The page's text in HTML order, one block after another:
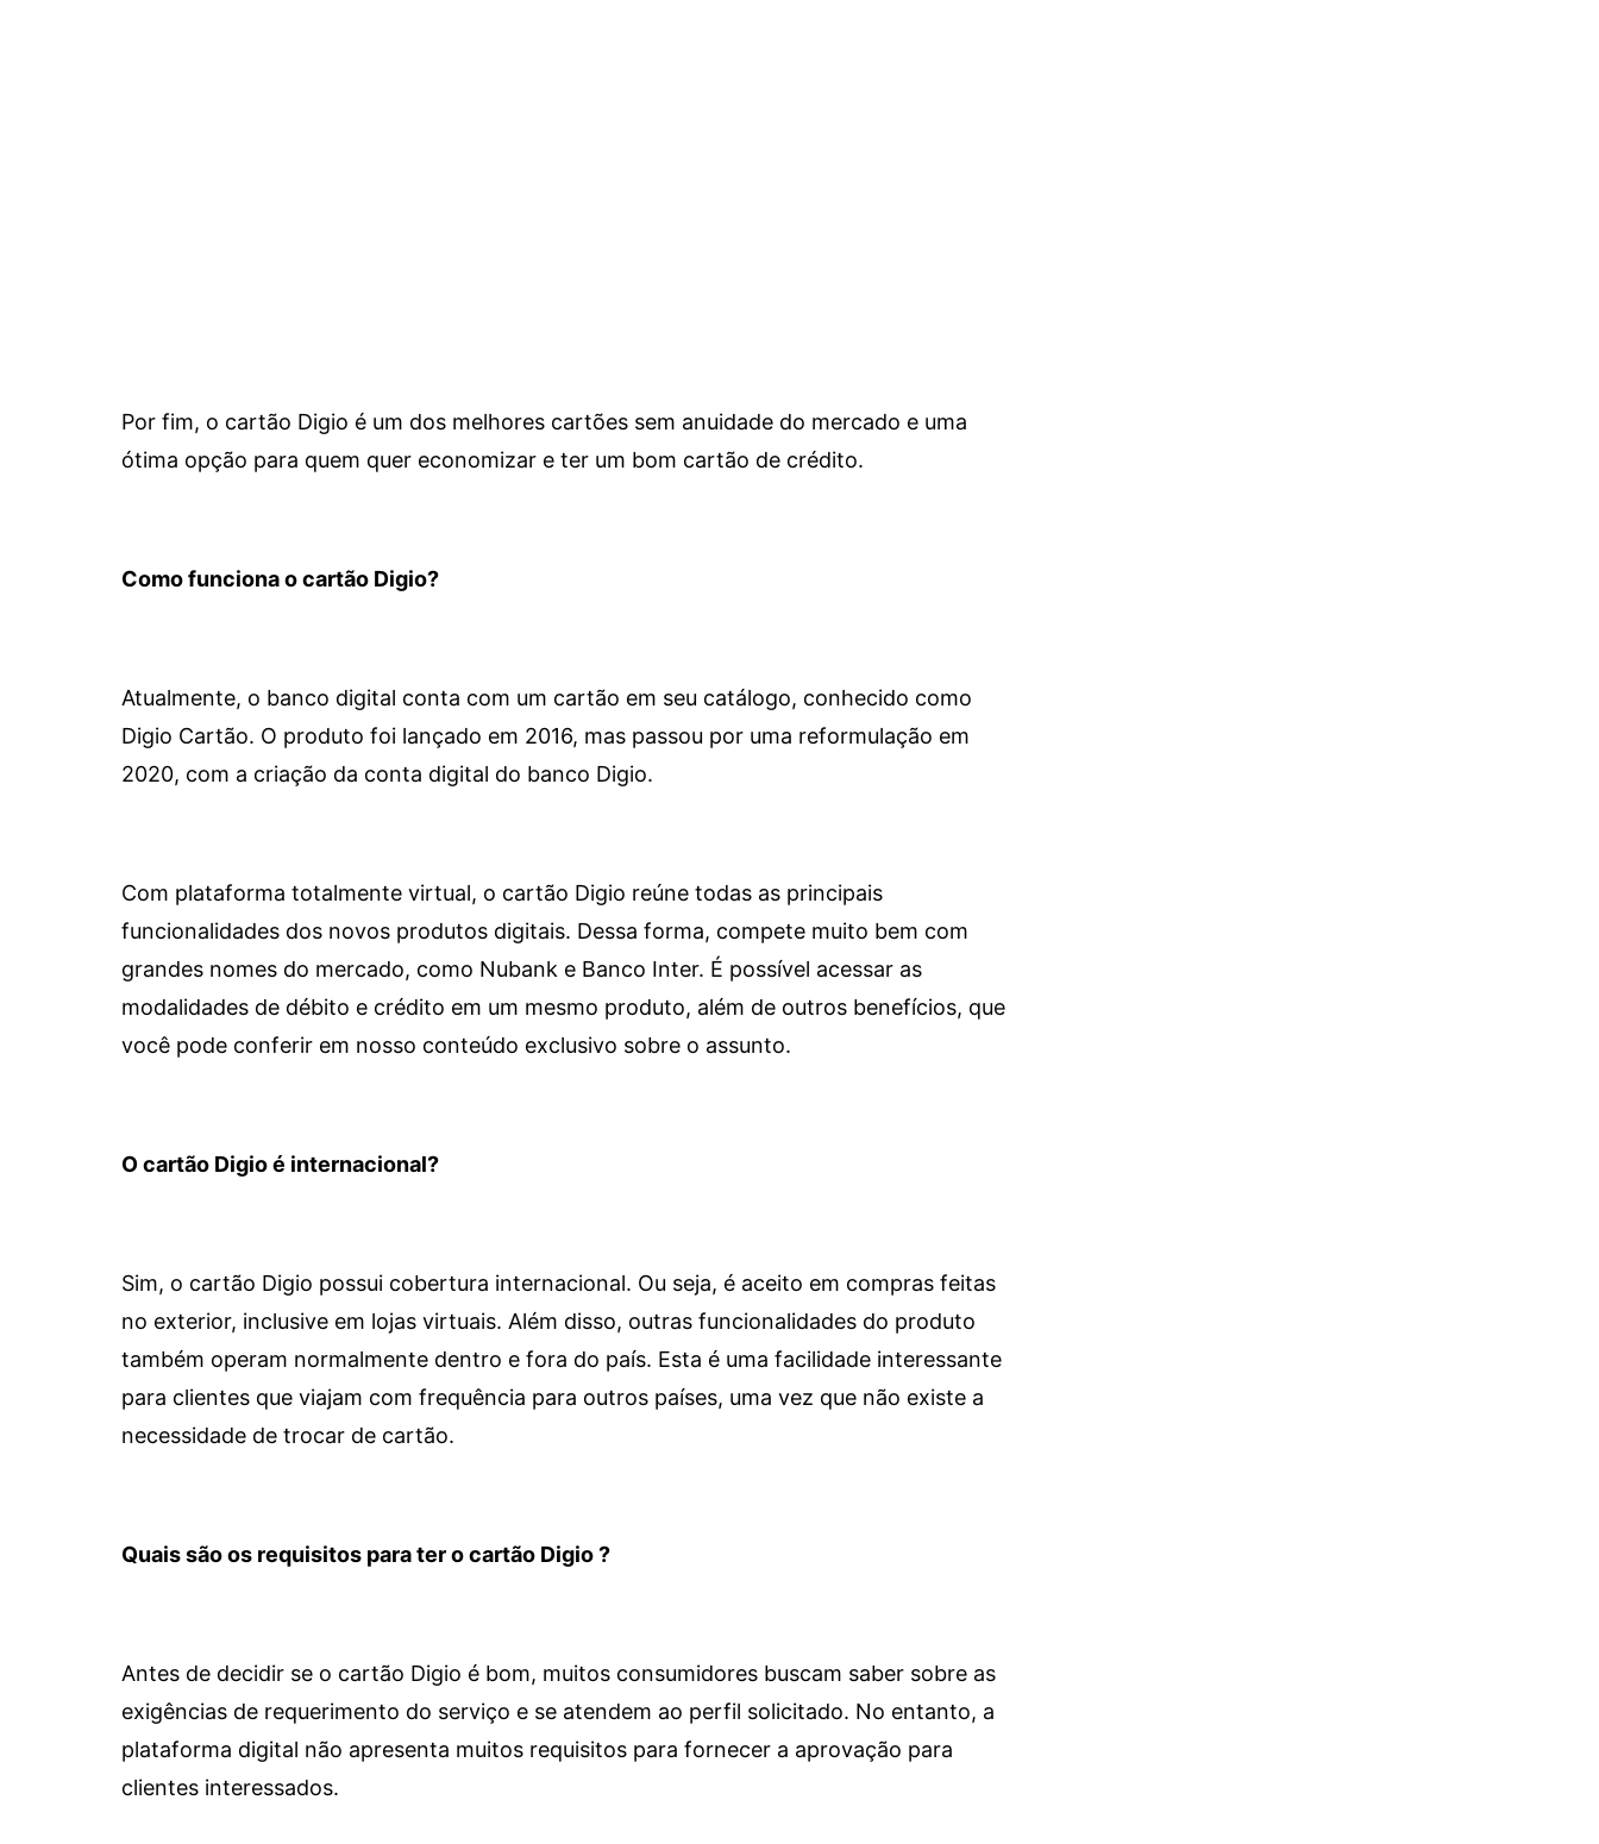
Por fim, o cartão Digio é um dos melhores cartões sem anuidade do mercado e uma
ótima opção para quem quer economizar e ter um bom cartão de crédito.
Como funciona o cartão Digio?
Atualmente, o banco digital conta com um cartão em seu catálogo, conhecido como
Digio Cartão. O produto foi lançado em 2016, mas passou por uma reformulação em
2020, com a criação da conta digital do banco Digio.
Com plataforma totalmente virtual, o cartão Digio reúne todas as principais
funcionalidades dos novos produtos digitais. Dessa forma, compete muito bem com
grandes nomes do mercado, como Nubank e Banco Inter. É possível acessar as
modalidades de débito e crédito em um mesmo produto, além de outros benefícios, que
você pode conferir em nosso conteúdo exclusivo sobre o assunto.
O cartão Digio é internacional?
Sim, o cartão Digio possui cobertura internacional. Ou seja, é aceito em compras feitas
no exterior, inclusive em lojas virtuais. Além disso, outras funcionalidades do produto
também operam normalmente dentro e fora do país. Esta é uma facilidade interessante
para clientes que viajam com frequência para outros países, uma vez que não existe a
necessidade de trocar de cartão.
Quais são os requisitos para ter o cartão Digio ?
Antes de decidir se o cartão Digio é bom, muitos consumidores buscam saber sobre as
exigências de requerimento do serviço e se atendem ao perfil solicitado. No entanto, a
plataforma digital não apresenta muitos requisitos para fornecer a aprovação para
clientes interessados.